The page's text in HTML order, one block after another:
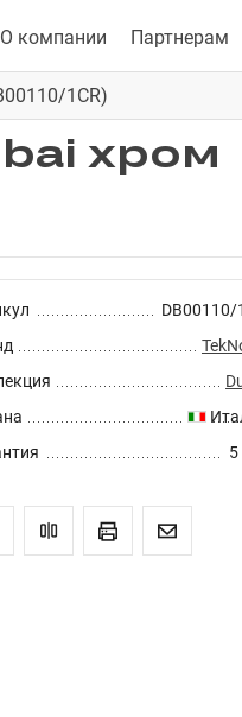
О компании Партнерам
1CR)
хром
DB00110/
5